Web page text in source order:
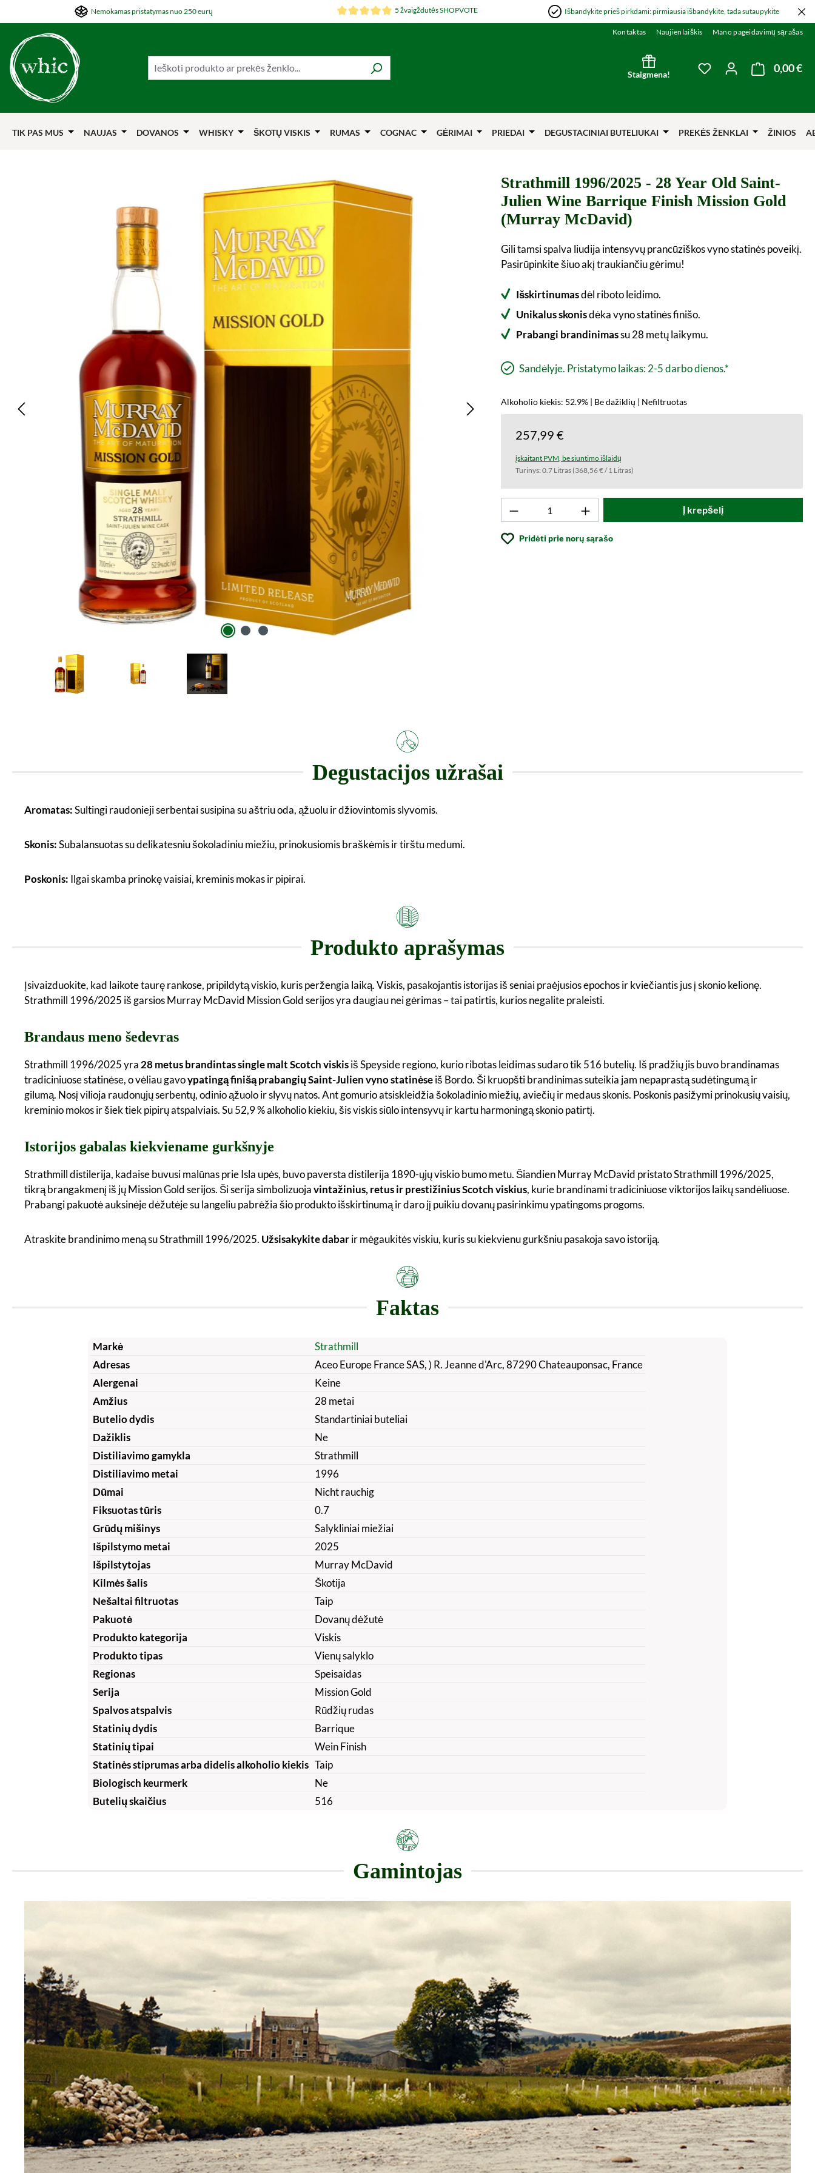
į pagrindinį turinį
Šokti į pagrindinę navigacijąNemokamas pristatymas nuo 250 eurų 5 žvaigždutės SHOPVOTE Išbandykite prieš pirkdami: pirmiausia išbandykite, tada sutaupykite
Kontaktas Naujienlaiškis Mano pageidavimų sąrašas
Staigmena!
You have 0 wishlist
0,00 €
TIK PAS MUS NAUJAS DOVANOS WHISKY ŠKOTŲ VISKIS RUMAS COGNAC GĖRIMAI PRIEDAI DEGUSTACINIAI BUTELIUKAI PREKĖS ŽENKLAI ŽINIOS
Strathmill 1996/2025 - 28 Year Old Saint-
Julien Wine Barrique Finish Mission Gold
(Murray McDavid)
Gili tamsi spalva liudija intensyvų prancūziškos vyno statinės poveikį.
Pasirūpinkite šiuo akį traukiančiu gėrimu!
Išskirtinumasdėl riboto leidimo.
Unikalus skonisdėka vyno statinės finišo.
Prabangi brandinimassu 28 metų laikymu.
Sandėlyje. Pristatymo laikas: 2-5 darbo dienos.*
Alkoholio kiekis: 52.9% | Be dažiklių | Nefiltruotas
257,99 €
įskaitant PVM, be siuntimo išlaidų
Turinys:0.7 Litras(368,56 € / 1 Litras)
Produkto kiekis: Įveskite norimą vertę arba
Į krepšelį
Pridėti prie norų sąrašo
Degustacijos užrašai
Aromatas:Sultingi raudonieji serbentai susipina su aštriu oda, ąžuolu ir džiovintomis slyvomis.
Skonis:Subalansuotas su delikatesniu šokoladiniu miežiu, prinokusiomis braškėmis ir tirštu medumi.
Poskonis: Ilgai skamba prinokę vaisiai, kreminis mokas ir pipirai.
Produkto aprašymas
Įsivaizduokite, kad laikote taurę rankose, pripildytą viskio, kuris peržengia laiką. Viskis, pasakojantis istorijas iš seniai praėjusios epochos ir kviečiantis jus į skonio kelionę.
Strathmill 1996/2025 iš garsios Murray McDavid Mission Gold serijos yra daugiau nei gėrimas – tai patirtis, kurios negalite praleisti.
Brandaus meno šedevras
Strathmill 1996/2025 yra 28 metus brandintas single malt Scotch viskisiš Speyside regiono, kurio ribotas leidimas sudaro tik 516 butelių. Iš pradžių jis buvo brandinamas
tradiciniuose statinėse, o vėliau gavoypatingą finišą prabangių Saint-Julien vyno statinėseiš Bordo. Ši kruopšti brandinimas suteikia jam nepaprastą sudėtingumą ir
gilumą. Nosį vilioja raudonųjų serbentų, odinio ąžuolo ir slyvų natos. Ant gomurio atsiskleidžia šokoladinio miežių, aviečių ir medaus skonis. Poskonis pasižymi prinokusių vaisių,
kreminio mokos ir šiek tiek pipirų atspalviais. Su 52,9 % alkoholio kiekiu, šis viskis siūlo intensyvų ir kartu harmoningą skonio patirtį.
Istorijos gabalas kiekviename gurkšnyje
Strathmill distilerija, kadaise buvusi malūnas prie Isla upės, buvo paversta distilerija 1890-ųjų viskio bumo metu. Šiandien Murray McDavid pristato Strathmill 1996/2025,
tikrą brangakmenį iš jų Mission Gold serijos. Ši serija simbolizuojavintažinius, retus ir prestižinius Scotch viskius, kurie brandinami tradiciniuose viktorijos laikų sandėliuose.
Prabangi pakuotė auksinėje dėžutėje su langeliu pabrėžia šio produkto išskirtinumą ir daro jį puikiu dovanų pasirinkimu ypatingoms progoms.
Atraskite brandinimo meną su Strathmill 1996/2025. Užsisakykite dabarir mėgaukitės viskiu, kuris su kiekvienu gurkšniu pasakoja savo istoriją.
Faktas
Markė
Strathmill
Adresas
Aceo Europe France SAS, ) R. Jeanne d'Arc, 87290 Chateauponsac, France
Alergenai
Keine
Amžius
28 metai
Butelio dydis
Standartiniai buteliai
Dažiklis
Ne
Distiliavimo gamykla
Strathmill
Distiliavimo metai
1996
Dūmai
Nicht rauchig
Fiksuotas tūris
0.7
Grūdų mišinys
Salykliniai miežiai
Išpilstymo metai
2025
Išpilstytojas
Murray McDavid
Kilmės šalis
Škotija
Nešaltai filtruotas
Taip
Pakuotė
Dovanų dėžutė
Produkto kategorija
Viskis
Produkto tipas
Vienų salyklo
Regionas
Speisaidas
Serija
Mission Gold
Spalvos atspalvis
Rūdžių rudas
Statinių dydis
Barrique
Statinių tipai
Wein Finish
Statinės stiprumas arba didelis alkoholio kiekis Taip
Biologisch keurmerk
Ne
Butelių skaičius
516
Gamintojas